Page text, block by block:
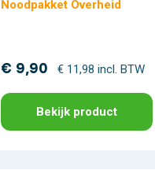
Noodpakket Overheid
€ 9,90 € 11,98 incl. BTW
Bekijk product